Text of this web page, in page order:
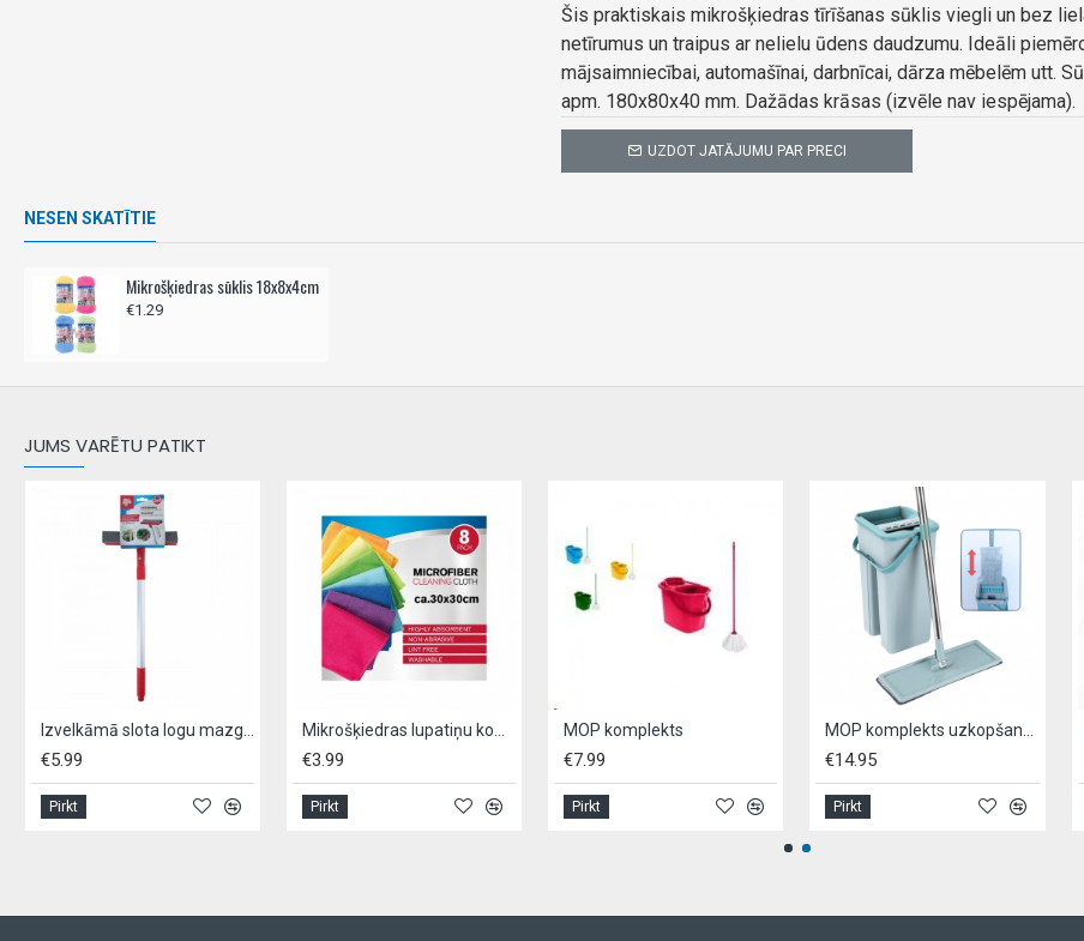
UZDOT JATĀJUMU PAR PRECI
Šis praktiskais mikrošķiedras tīrīšanas sūklis viegli un bez
netīrumus un traipus ar nelielu ūdens daudzumu. Ideāli
mājsaimniecībai, automašīnai, darbnīcai, dārza mēbelēm utt.
apm. 180x80x40 mm. Dažādas krāsas (izvēle nav iespējama).
NESEN SKATĪTIE
Mikrošķiedras sūklis 18x8x4cm
€1.29
JUMS VARĒTU PATIKT
Izvelkāmā slota logu mazgāšanai, DIRT DEVIL Mikrošķiedras lupatiņu komplekts, - 8gab. MOP komplekts MOP komplekts uzkopšanai ar šauro spaini CleanRite
€14.95